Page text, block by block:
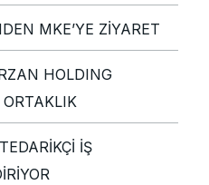
MKE’YE ZİYARET
HOLDING
İŞ